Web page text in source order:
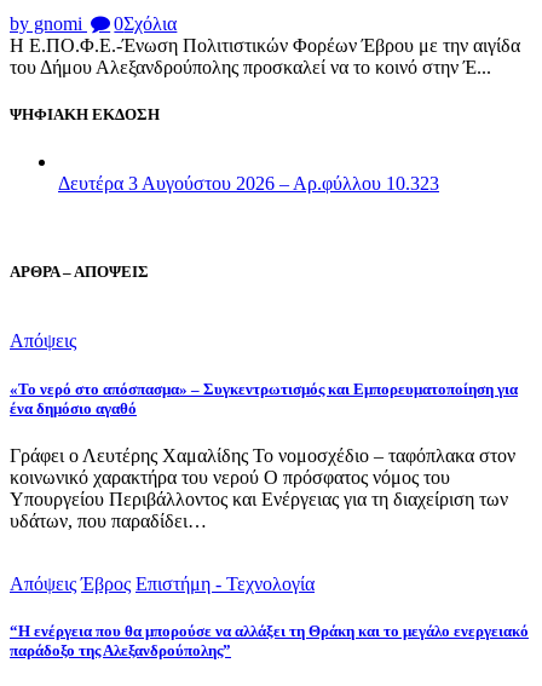
by gnomi 0Σχόλια
Η Ε.ΠΟ.Φ.Ε.-Ένωση Πολιτιστικών Φορέων Έβρου με την αιγίδα
του Δήμου Αλεξανδρούπολης προσκαλεί να το κοινό στην Έ...
ΨΗΦΙΑΚΗ ΕΚΔΟΣΗ
Δευτέρα 3 Αυγούστου 2026 – Αρ.φύλλου 10.323
ΑΡΘΡΑ – ΑΠΟΨΕΙΣ
Απόψεις
«Το νερό στο απόσπασμα» – Συγκεντρωτισμός και Εμπορευματοποίηση για
ένα δημόσιο αγαθό
Γράφει ο Λευτέρης Χαμαλίδης Το νομοσχέδιο – ταφόπλακα στον
κοινωνικό χαρακτήρα του νερού Ο πρόσφατος νόμος του
Υπουργείου Περιβάλλοντος και Ενέργειας για τη διαχείριση των
υδάτων, που παραδίδει…
Απόψεις Έβρος Επιστήμη - Τεχνολογία
“Η ενέργεια που θα μπορούσε να αλλάξει τη Θράκη και το μεγάλο ενεργειακό
παράδοξο της Αλεξανδρούπολης”